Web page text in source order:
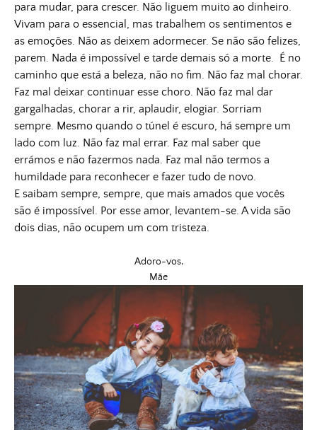
para mudar, para crescer. Não liguem muito ao dinheiro.
Vivam para o essencial, mas trabalhem os sentimentos e
as emoções. Não as deixem adormecer. Se não são felizes,
parem. Nada é impossível e tarde demais só a morte. É no
caminho que está a beleza, não no fim. Não faz mal chorar.
Faz mal deixar continuar esse choro. Não faz mal dar
gargalhadas, chorar a rir, aplaudir, elogiar. Sorriam
sempre. Mesmo quando o túnel é escuro, há sempre um
lado com luz. Não faz mal errar. Faz mal saber que
errámos e não fazermos nada. Faz mal não termos a
humildade para reconhecer e fazer tudo de novo.
E saibam sempre, sempre, que mais amados que vocês
são é impossível. Por esse amor, levantem-se. A vida são
dois dias, não ocupem um com tristeza.
Adoro-vos,
Mãe